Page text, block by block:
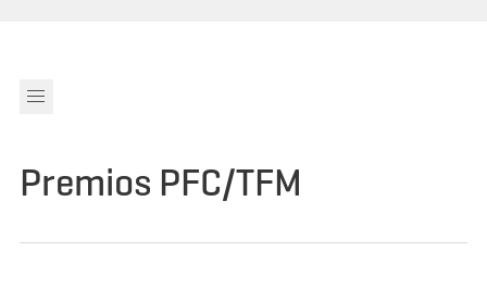
Premios PFC/TFM